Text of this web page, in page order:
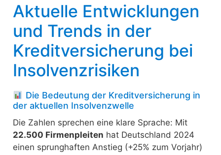
Aktuelle Entwicklungen
und Trends in der
Kreditversicherung bei
Insolvenzrisiken
Die Bedeutung der Kreditversicherung in
der aktuellen Insolvenzwelle
Die Zahlen sprechen eine klare Sprache: Mit
22.500 Firmenpleiten hat Deutschland 2024
einen sprunghaften Anstieg (+25% zum Vorjahr)